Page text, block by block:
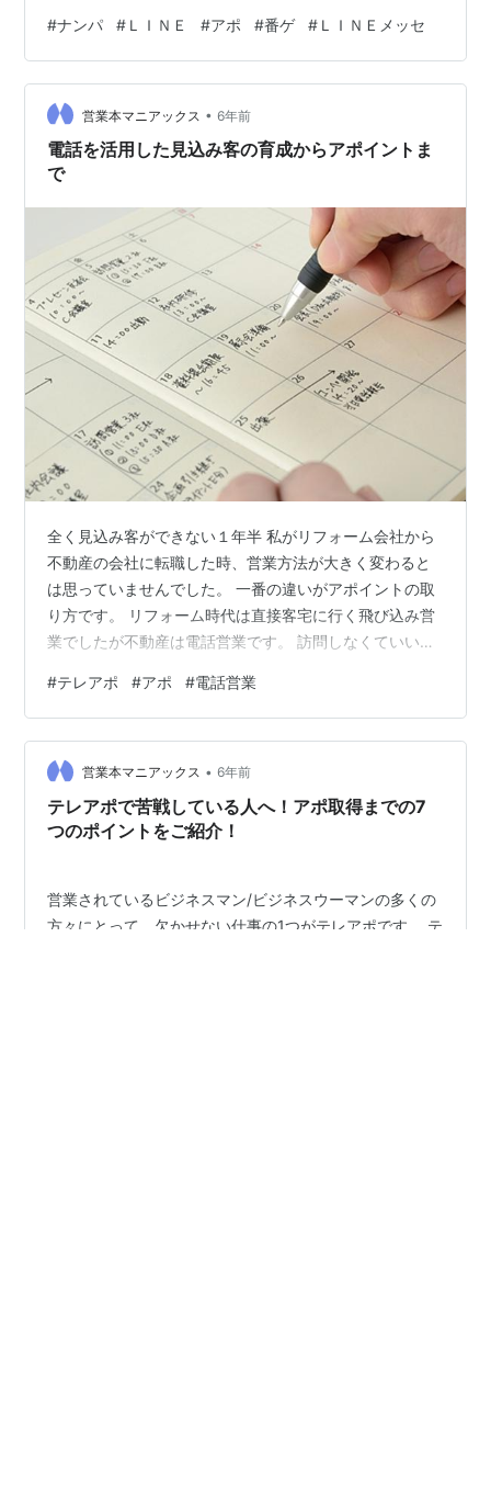
ップ」を実践してください。 ナンパで番ゲした女性と、
ＬＩＮＥで「初アポ（デート）」を決めるための“３ステ
ップ”とは？ 桐明達也です。皆さん、こんにちは。 さ
て、本日のテーマはこちら⇒「ナンパで番ゲした女と、
ＬＩＮＥで初アポを決めるための“３ステップ”とは？」こ
ちらをお送りしたいと思います。 女の…
#ナンパ # ＬＩＮＥ #アポ #番ゲ # ＬＩＮＥメッセ
営業本マニアックス • 6年前
電話を活用した見込み客の育成からアポイントま
で
全く見込み客ができない１年半 私がリフォーム会社から
不動産の会社に転職した時、営業方法が大きく変わると
は思っていませんでした。 一番の違いがアポイントの取
り方です。 リフォーム時代は直接客宅に行く飛び込み営
業でしたが不動産は電話営業です。 訪問しなくていい電
せん。 一日500件以上電話をしてもアポイントどころか
見込み客さえ出ない毎日です。 今、思えば当時私の電話
営業は一方的に喋るだけのとてもひどいものだったと思
います。 見込み客がないのでアポイントも取れない契約
もないと言う状態が約１年半続きました。 当然上司の風
当たりも厳しくいつも会社を辞める…
#テレアポ #アポ #電話営業
営業本マニアックス • 6年前
テレアポで苦戦している人へ！アポ取得までの7
つのポイントをご紹介！